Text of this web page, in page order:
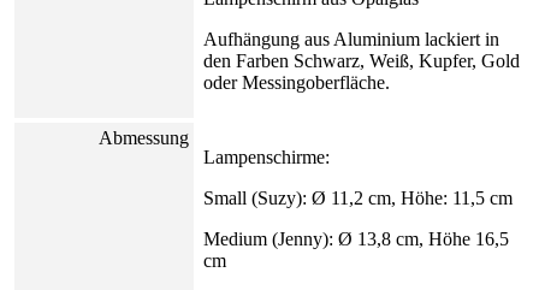
Aufhängung aus Aluminium lackiert in
den Farben Schwarz, Weiß, Kupfer, Gold
oder Messingoberfläche.
Abmessung
Lampenschirme:
Small (Suzy): Ø 11,2 cm, Höhe: 11,5 cm
Medium (Jenny): Ø 13,8 cm, Höhe 16,5
cm